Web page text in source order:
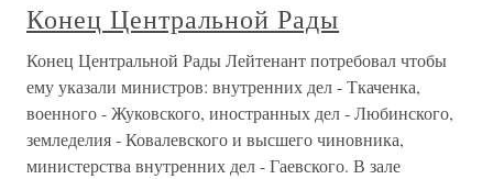
Конец Центральной Рады
Конец Центральной Рады Лейтенант потребовал чтобы
ему указали министров: внутренних дел - Ткаченка,
военного - Жуковского, иностранных дел - Любинского,
земледелия - Ковалевского и высшего чиновника,
министерства внутренних дел - Гаевского. В зале